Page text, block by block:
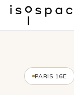
PARIS 16E